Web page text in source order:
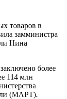
товаров в
замминистра
Нина
более
114 млн
(МАРТ).